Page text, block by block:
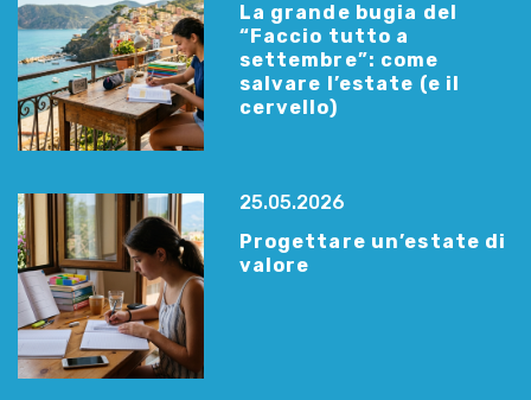
La grande bugia del
“Faccio tutto a
settembre”: come
salvare l’estate (e il
cervello)
25.05.2026
Progettare un’estate di
valore